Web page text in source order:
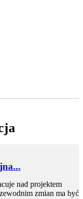
nad projektem
zmian ma być